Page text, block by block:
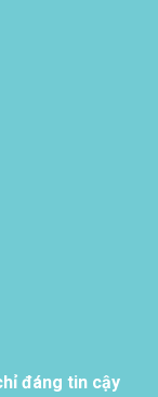
đáng tin cậy